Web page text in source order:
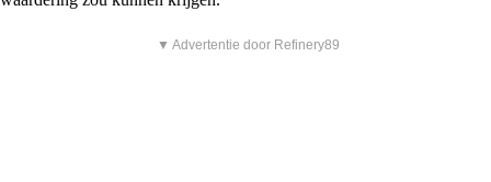
▼ Advertentie door Refinery89